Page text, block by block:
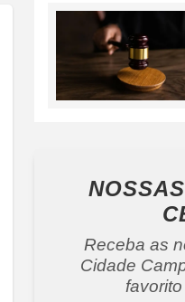
Receba as
Cidade